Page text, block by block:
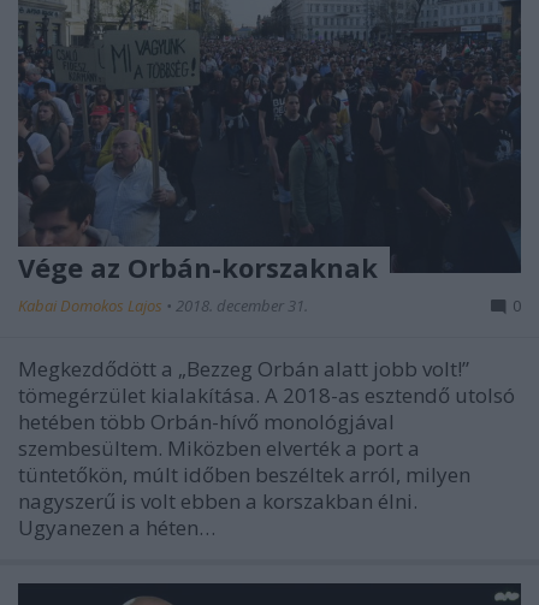
Vége az Orbán-korszaknak
Kabai Domokos Lajos • 2018. december 31. 0
Megkezdődött a „Bezzeg Orbán alatt jobb volt!”
tömegérzület kialakítása. A 2018-as esztendő utolsó
hetében több Orbán-hívő monológjával
szembesültem. Miközben elverték a port a
tüntetőkön, múlt időben beszéltek arról, milyen
nagyszerű is volt ebben a korszakban élni.
Ugyanezen a héten…